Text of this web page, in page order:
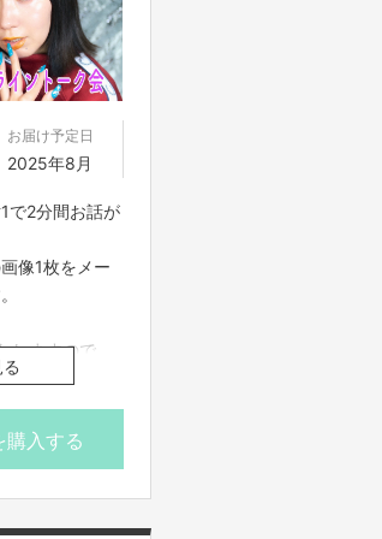
載することは
尾に記載され
のご注意事
い。
お届け予定日
2025年8月
で2分間お話が
像1枚をメー
ますので、
さい。
とのトークが
いただきま
購入する